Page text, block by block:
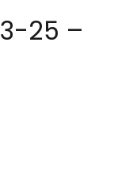
25 –